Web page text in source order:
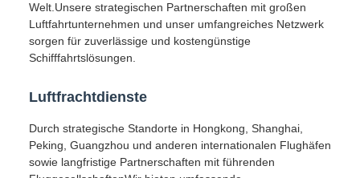
Welt.Unsere strategischen Partnerschaften mit großen
Luftfahrtunternehmen und unser umfangreiches Netzwerk
sorgen für zuverlässige und kostengünstige
Schifffahrtslösungen.
Luftfrachtdienste
Durch strategische Standorte in Hongkong, Shanghai,
Peking, Guangzhou und anderen internationalen Flughäfen
sowie langfristige Partnerschaften mit führenden